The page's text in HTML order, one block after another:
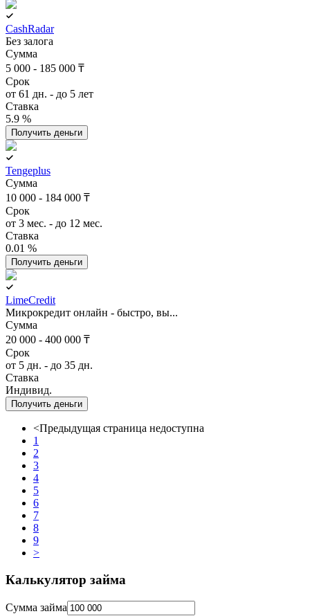
CashRadar
Без залога
Сумма
5 000 - 185 000 ₸
Срок
от 61 дн. - до 5 лет
Ставка
5.9 %
Получить деньги
Tengeplus
Сумма
10 000 - 184 000 ₸
Срок
от 3 мес. - до 12 мес.
Ставка
0.01 %
Получить деньги
LimeCredit
Микрокредит онлайн - быстро, вы...
Сумма
20 000 - 400 000 ₸
Срок
от 5 дн. - до 35 дн.
Ставка
Индивид.
Получить деньги
<Предыдущая страница недоступна
1
2
3
4
5
6
7
8
9
>
Калькулятор займа
Сумма займа